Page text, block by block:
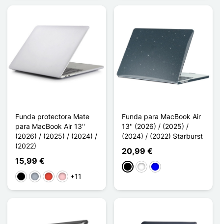
Funda protectora Mate
para MacBook Air 13''
(2026) / (2025) / (2024) /
(2022)
15,99 €
NegroGris RojoRosa+11
Funda para MacBook Air
13'' (2026) / (2025) /
(2024) / (2022) Starburst
20,99 €
NegroBlanco
Azul